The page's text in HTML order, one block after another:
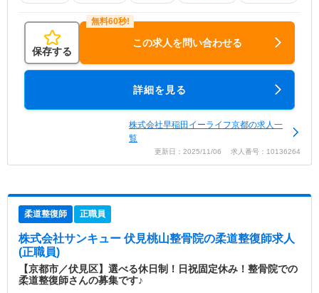
保存する
この求人を問い合わせる
詳細を見る
株式会社早稲田イーライフ京都の求人一
覧
更新日：2025/11/06 求人番号：10136264
柔道整復師 正職員
株式会社サンキュー 伏見桃山整骨院の柔道整復師求人
(正職員)
【京都市／伏見区】選べる休日制！日祝固定休み！整骨院での
柔道整復師さんの募集です♪